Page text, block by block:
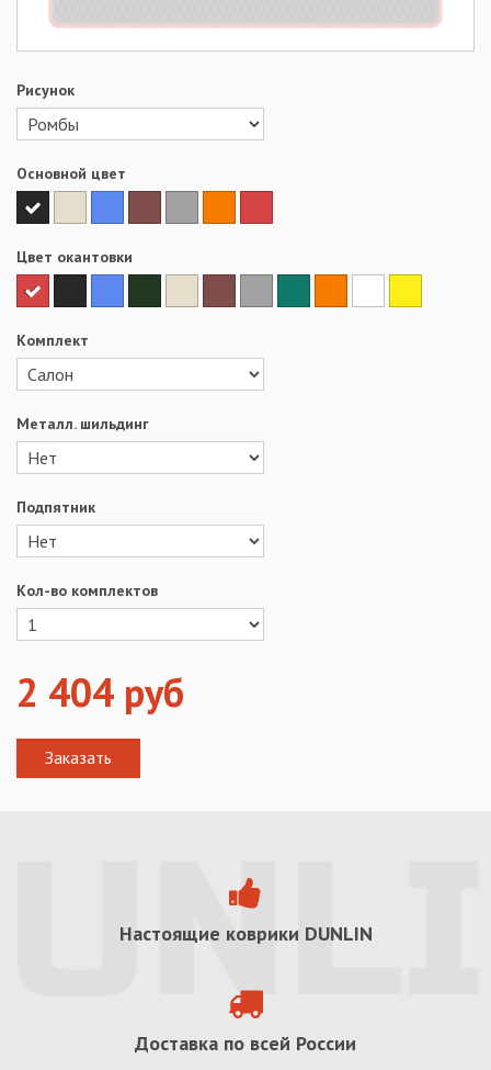
Рисунок
Основной цвет
Цвет окантовки
Комплект
Металл. шильдинг
Подпятник
Кол-во комплектов
2 404 руб
Настоящие коврики DUNLIN
Доставка по всей России